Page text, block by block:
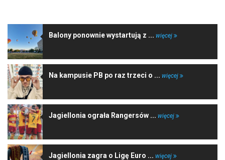
Balony ponownie wystartują z ... więcej
Na kampusie PB po raz trzeci o ... więcej
Jagiellonia ograła Rangersów ... więcej
Jagiellonia zagra o Ligę Euro ... więcej